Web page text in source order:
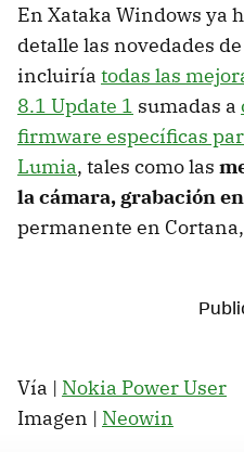
En Xataka Windows ya
detalle las novedades
incluiría todas las
8.1 Update 1 sumadas a
firmware específicas
Lumia, tales como las
la cámara, grabación
permanente en
Vía | Nokia Power User
Imagen | Neowin